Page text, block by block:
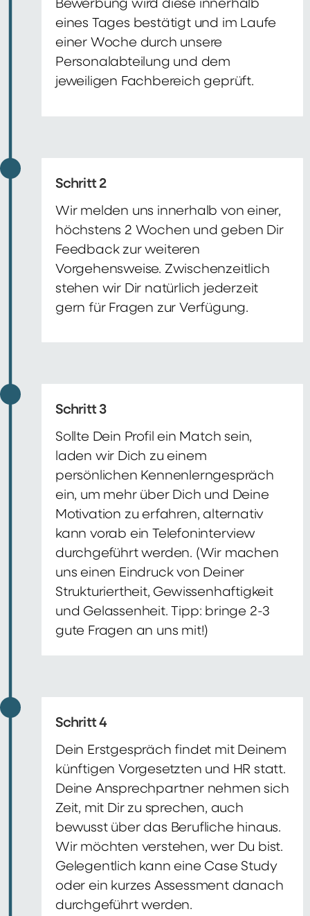
Bewerbung wird diese innerhalb
eines Tages bestätigt und im Laufe
einer Woche durch unsere
Personalabteilung und dem
jeweiligen Fachbereich geprüft.
Schritt 2
Wir melden uns innerhalb von einer,
höchstens 2 Wochen und geben Dir
Feedback zur weiteren
Vorgehensweise. Zwischenzeitlich
stehen wir Dir natürlich jederzeit
gern für Fragen zur Verfügung.
Schritt 3
Sollte Dein Profil ein Match sein,
laden wir Dich zu einem
persönlichen Kennenlerngespräch
ein, um mehr über Dich und Deine
Motivation zu erfahren, alternativ
kann vorab ein Telefoninterview
durchgeführt werden. (Wir machen
uns einen Eindruck von Deiner
Strukturiertheit, Gewissenhaftigkeit
und Gelassenheit. Tipp: bringe 2-3
gute Fragen an uns mit!)
Schritt 4
Dein Erstgespräch findet mit Deinem
künftigen Vorgesetzten und HR statt.
Deine Ansprechpartner nehmen sich
Zeit, mit Dir zu sprechen, auch
bewusst über das Berufliche hinaus.
Wir möchten verstehen, wer Du bist.
Gelegentlich kann eine Case Study
oder ein kurzes Assessment danach
durchgeführt werden.